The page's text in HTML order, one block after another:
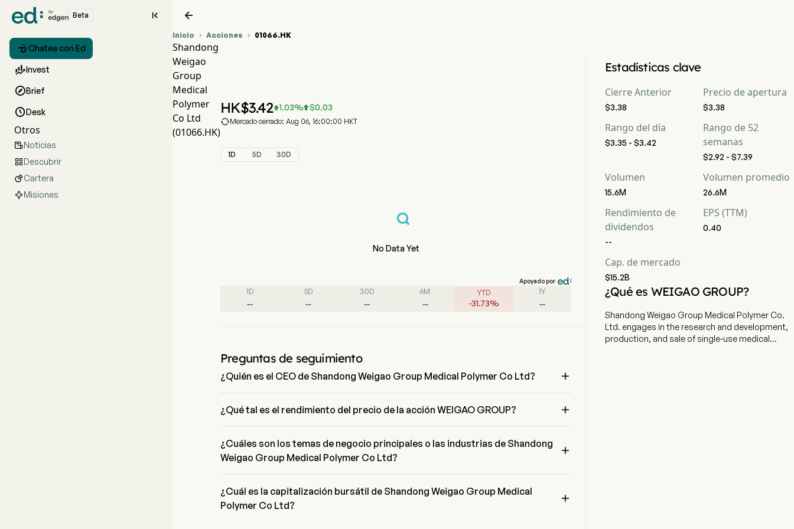
Beta 
 Chatea con Ed
Invest
Brief
Desk
Otros
Noticias
Descubrir
Cartera
Misiones

Inicio  Acciones  01066.HK
Shandong
Weigao
Group
Medical
Polymer
Co Ltd
(01066.HK)
HK$3.421.03% $0.03
Mercado cerrado: Aug 06, 16:00:00 HKT
1D 5D 30D
No Data Yet
Apoyado por
1D
--
5D
--
30D
--
6M
--
YTD
-31.73%
1Y
--
Preguntas de seguimiento
¿Quién es el CEO de Shandong Weigao Group Medical Polymer Co Ltd? 
Polymer Co Ltd, se unió a la empresa desde 2021.
¿Qué tal es el rendimiento del precio de la acción WEIGAO GROUP? 
último día de negociación.
¿Cuáles son los temas de negocio principales o las industrias de Shandong
Weigao Group Medical Polymer Co Ltd?

Care y el sector es Health Care
¿Cuál es la capitalización bursátil de Shandong Weigao Group Medical
Polymer Co Ltd?

Estadísticas clave
Cierre Anterior
$3.38
Precio de apertura
$3.38
Rango del día
$3.35 - $3.42
Rango de 52
semanas
$2.92 - $7.39
Volumen
15.6M
Volumen promedio
26.6M
Rendimiento de
dividendos
--
EPS (TTM)
0.40
Cap. de mercado
$15.2B
¿Qué es WEIGAO GROUP?
Shandong Weigao Group Medical Polymer Co.
Ltd. engages in the research and development,
production, and sale of single-use medical